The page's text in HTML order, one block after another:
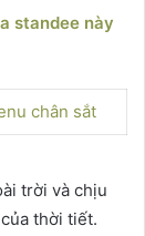
standee này
trời và chịu
thời tiết.